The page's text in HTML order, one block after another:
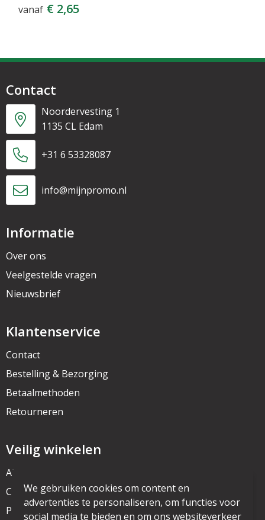
vanaf € 2,65
Contact
Noordervesting 1
1135 CL Edam
+31 6 53328087
info@mijnpromo.nl
Informatie
Over ons
Veelgestelde vragen
Nieuwsbrief
Klantenservice
Contact
Bestelling & Bezorging
Betaalmethoden
Retourneren
Veilig winkelen
Algemene voorwaarden
Cookieverklaring
Privacyverklaring
We gebruiken cookies om content en
advertenties te personaliseren, om functies voor
social media te bieden en om ons websiteverkeer